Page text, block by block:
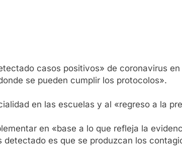
casos positivos» de coronavirus
se pueden cumplir los protocolos».
en las escuelas y al «regreso a la
en «base a lo que refleja la
es que se produzcan los